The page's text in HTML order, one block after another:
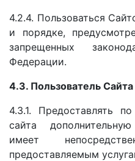
4.2.4. Пользоваться
и порядке,
запрещенных
Федерации.
4.3. Пользователь Сайта
4.3.1. Предоставлять
сайта
имеет
предоставляемым